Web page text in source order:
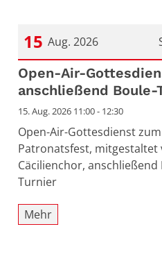
15 Aug. 2026
Datum: 15. August 2026
Open-Air-
anschließend Boule-
15. Aug. 2026 11:00 - 12:30
Open-Air-Gottesdienst zum
Patronatsfest, mitgestaltet
Cäcilienchor, anschließend
Turnier
Mehr